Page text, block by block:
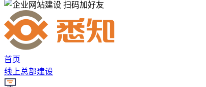
扫码加好友
首页
线上总部建设